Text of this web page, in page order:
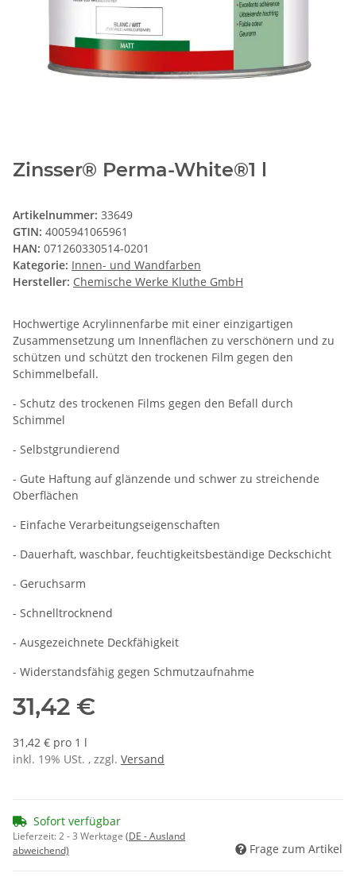
Zinsser® Perma-White®1 l
Artikelnummer: 33649
GTIN: 4005941065961
HAN: 071260330514-0201
Kategorie: Innen- und Wandfarben
Hersteller: Chemische Werke Kluthe GmbH
Hochwertige Acrylinnenfarbe mit einer einzigartigen
Zusammensetzung um Innenflächen zu verschönern und zu
schützen und schützt den trockenen Film gegen den
Schimmelbefall.
- Schutz des trockenen Films gegen den Befall durch
Schimmel
- Selbstgrundierend
- Gute Haftung auf glänzende und schwer zu streichende
Oberflächen
- Einfache Verarbeitungseigenschaften
- Dauerhaft, waschbar, feuchtigkeitsbeständige Deckschicht
- Geruchsarm
- Schnelltrocknend
- Ausgezeichnete Deckfähigkeit
- Widerstandsfähig gegen Schmutzaufnahme
31,42 €
31,42 € pro 1 l
inkl. 19% USt. , zzgl. Versand
Sofort verfügbar
Lieferzeit:2 - 3 Werktage (DE - Ausland
abweichend)
Frage zum Artikel